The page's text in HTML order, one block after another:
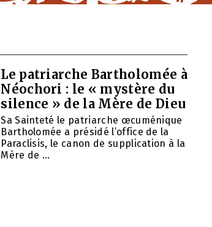
Le patriarche Bartholomée à
Néochori : le « mystère du
silence » de la Mère de Dieu
Sa Sainteté le patriarche œcuménique
Bartholomée a présidé l’office de la
Paraclisis, le canon de supplication à la
Mère de ...